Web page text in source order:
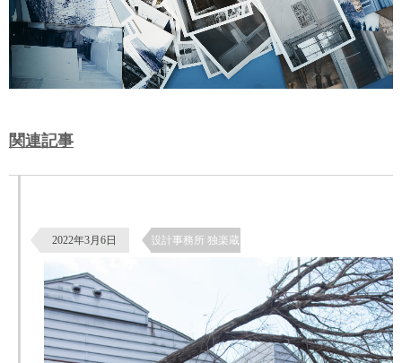
関連記事
2022年3月6日 設計事務所 独楽蔵 有機な暮らし